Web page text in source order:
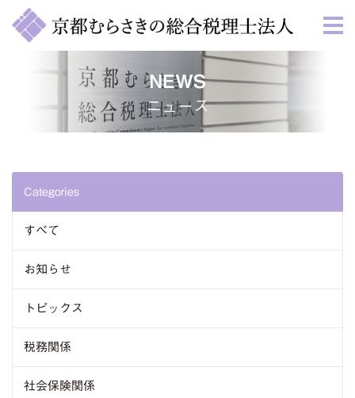
NEWS
ニュース
Categories
すべて
お知らせ
トピックス
税務関係
社会保険関係